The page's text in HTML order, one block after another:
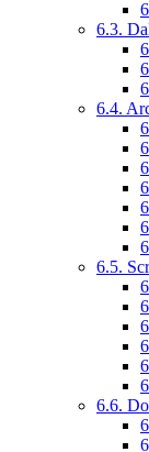
6.3.
6.4.
6.5.
6.6.